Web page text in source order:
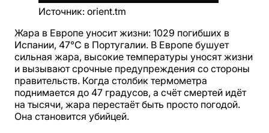
Источник: orient.tm
Жара в Европе уносит жизни: 1029 погибших в
Испании, 47°C в Португалии. В Европе бушует
сильная жара, высокие температуры уносят жизни
и вызывают срочные предупреждения со стороны
правительств. Когда столбик термометра
поднимается до 47 градусов, а счёт смертей идёт
на тысячи, жара перестаёт быть просто погодой.
Она становится убийцей.